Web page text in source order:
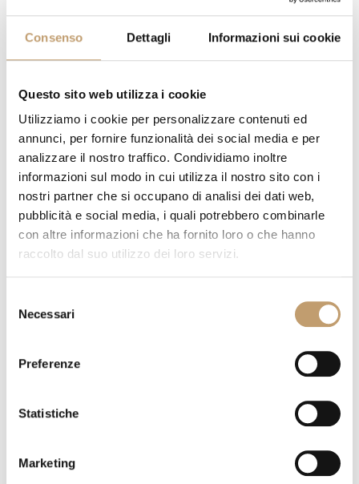
Consenso Dettagli Informazioni sui cookie
Questo sito web utilizza i cookie
Utilizziamo i cookie per personalizzare contenuti ed
annunci, per fornire funzionalità dei social media e per
analizzare il nostro traffico. Condividiamo inoltre
informazioni sul modo in cui utilizza il nostro sito con i
nostri partner che si occupano di analisi dei dati web,
pubblicità e social media, i quali potrebbero combinarle
con altre informazioni che ha fornito loro o che hanno
raccolto dal suo utilizzo dei loro servizi.
delNecessari
Preferenze
Statistiche
Marketing
Aller au produit
harmonique, il s'ouvre d'un simple
effleurement, offrant une expérience tactile
raffinée. Disponible en version au sol ou
suspendue, il s'adapte à tout
environnement, avec différentes
dimensions personnalisables en largeur et
en hauteur.